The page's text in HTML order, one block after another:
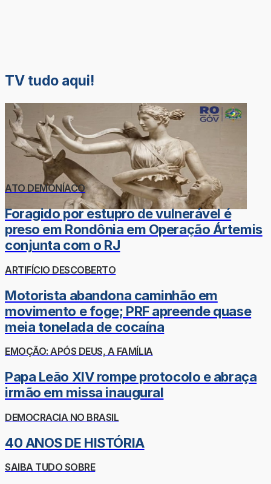
TV tudo aqui!
ATO DEMONÍACO
Foragido por estupro de vulnerável é
preso em Rondônia em Operação Ártemis
conjunta com o RJ
ARTIFÍCIO DESCOBERTO
Motorista abandona caminhão em
movimento e foge; PRF apreende quase
meia tonelada de cocaína
EMOÇÃO: APÓS DEUS, A FAMÍLIA
Papa Leão XIV rompe protocolo e abraça
irmão em missa inaugural
DEMOCRACIA NO BRASIL
40 ANOS DE HISTÓRIA
SAIBA TUDO SOBRE